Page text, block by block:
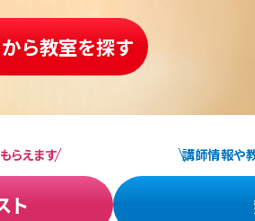
ら教室を探す
らえます
ト
講師情報や